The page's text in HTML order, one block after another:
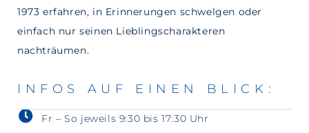
1973 erfahren, in Erinnerungen schwelgen oder
einfach nur seinen Lieblingscharakteren
nachträumen.
INFOS AUF EINEN BLICK:
Fr – So jeweils 9:30 bis 17:30 Uhr